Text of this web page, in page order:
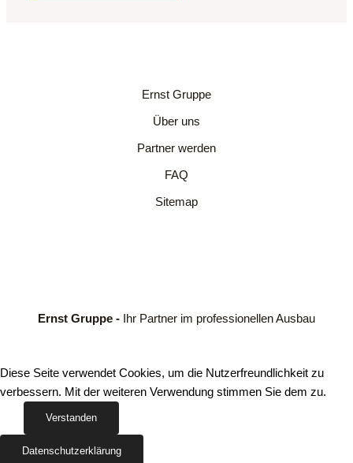
Ernst Gruppe
Über uns
Partner werden
FAQ
Sitemap
Ernst Gruppe - Ihr Partner im professionellen Ausbau
Diese Seite verwendet Cookies, um die Nutzerfreundlichkeit zu
verbessern. Mit der weiteren Verwendung stimmen Sie dem zu.
Verstanden
Datenschutzerklärung